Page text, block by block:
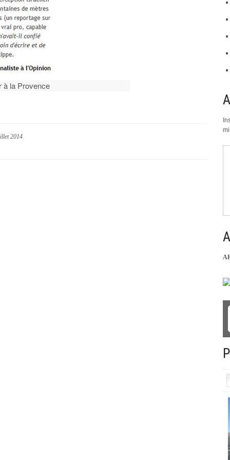
à la Provence
2014